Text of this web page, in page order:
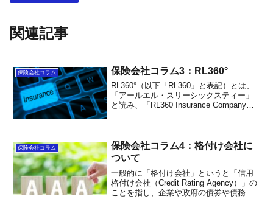
関連記事
保険会社コラム 保険会社コラム3：RL360°
RL360°（以下「RL360」と表記）とは、
「アールエル・スリーシックスティー」
と読み、「RL360 Insurance Company
ローバル規模の生命保険および投資会社
で、オフショア金融の拠点であるマン島
を拠点に、アジア、アフリカ、中東、中
南米、英国でビジネスを展開していま
す。
保険会社コラム
保険会社コラム4：格付け会社に
ついて
一般的に「格付け会社」というと「信用
格付け会社（Credit Rating Agency）」の
ことを指し、企業や政府の債券や債務証